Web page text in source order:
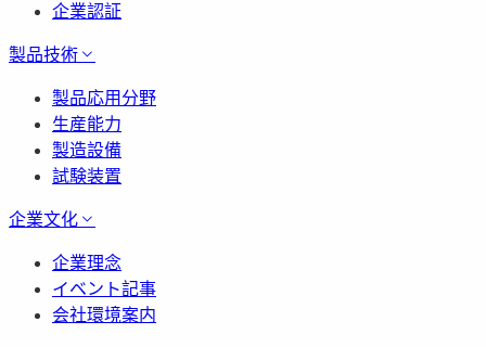
企業認証
製品技術
製品応用分野
生産能力
製造設備
試験装置
企業文化
企業理念
イベント記事
会社環境案内